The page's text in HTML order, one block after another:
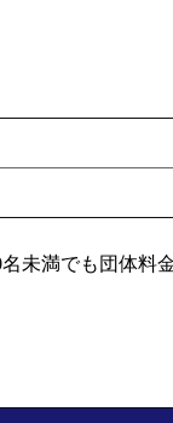
未満でも団体料